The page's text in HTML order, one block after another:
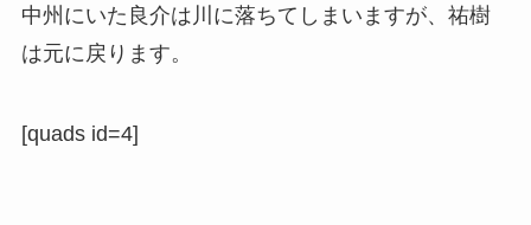
中州にいた良介は川に落ちてしまいますが、祐樹
は元に戻ります。
[quads id=4]